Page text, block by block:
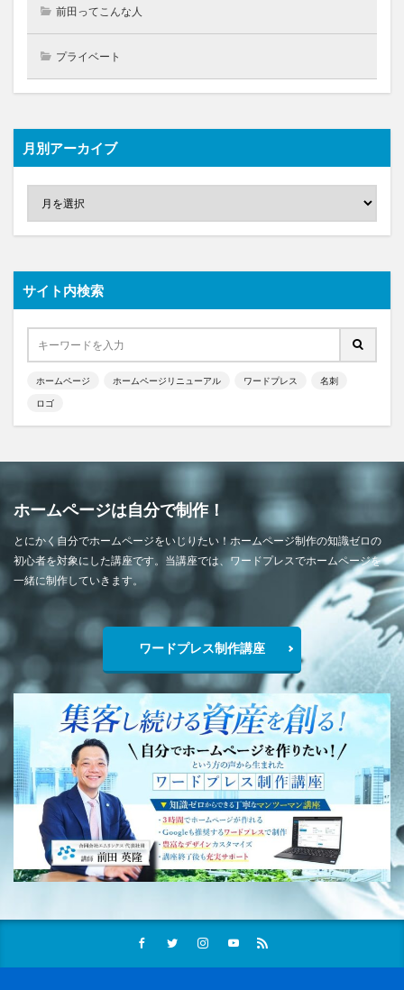
前田ってこんな人
プライベート
月別アーカイブ
サイト内検索
ホームページ ホームページリニューアル ワードプレス 名刺
ロゴ
ホームページは自分で制作！
とにかく自分でホームページをいじりたい！ホームページ制作の知識ゼロの
初心者を対象にした講座です。当講座では、ワードプレスでホームページを
一緒に制作していきます。
ワードプレス制作講座